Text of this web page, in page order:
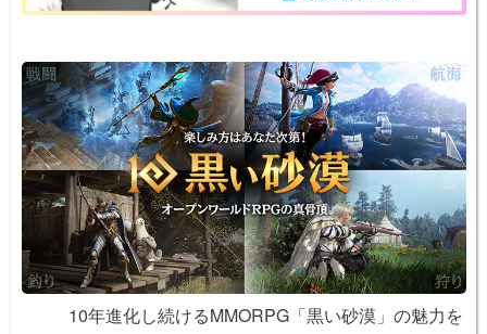
10年進化し続けるMMORPG「黒い砂漠」の魅力を